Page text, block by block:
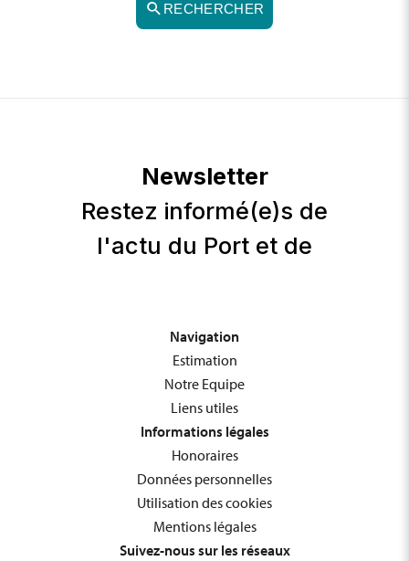
RECHERCHER
Navigation
Estimation
Notre Equipe
Liens utiles
Informations légales
Honoraires
Données personnelles
Utilisation des cookies
Mentions légales
Suivez-nous sur les réseaux